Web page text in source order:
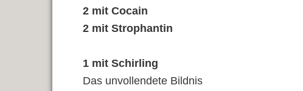
2 mit Cocain
2 mit Strophantin
1 mit Schirling
Das unvollendete Bildnis